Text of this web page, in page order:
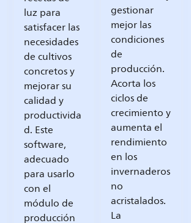
luz para
satisfacer las
necesidades
de cultivos
concretos y
mejorar su
calidad y
productivida
d. Este
software,
adecuado
para usarlo
con el
módulo de
producción
gestionar
mejor las
condiciones
de
producción.
Acorta los
ciclos de
crecimiento y
aumenta el
rendimiento
en los
invernaderos
no
acristalados.
La